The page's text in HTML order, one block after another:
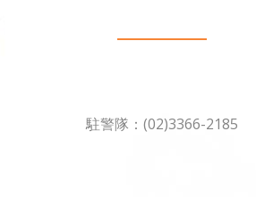
駐警隊：(02)3366-2185